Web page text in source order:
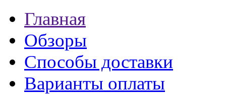
Главная
Обзоры
Способы доставки
Варианты оплаты